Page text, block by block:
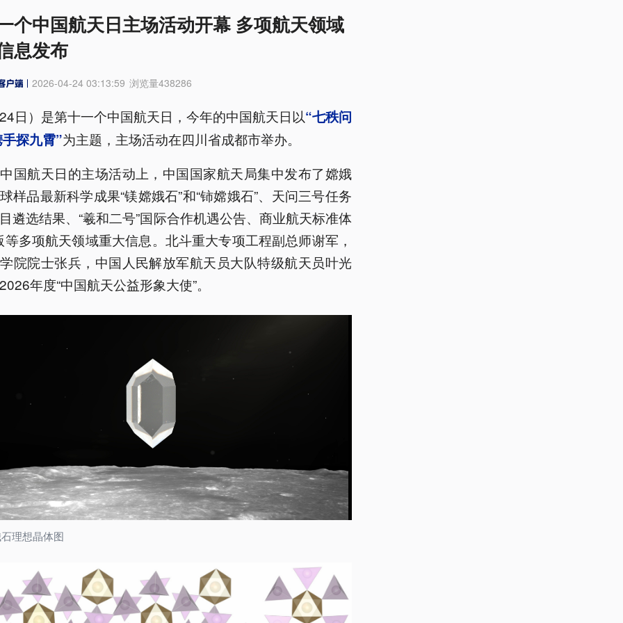
个中国航天日主场活动开幕 多项航天领域
息发布
2026-04-24 03:13:59 浏览量438286
日）是第十一个中国航天日，今年的中国航天日以“七秩问
探九霄”为主题，主场活动在四川省成都市举办。
国航天日的主场活动上，中国国家航天局集中发布了嫦娥
样品最新科学成果“镁嫦娥石”和“铈嫦娥石”、天问三号任务
遴选结果、“羲和二号”国际合作机遇公告、商业航天标准体
等多项航天领域重大信息。北斗重大专项工程副总师谢军，
院院士张兵，中国人民解放军航天员大队特级航天员叶光
年度“中国航天公益形象大使”。
理想晶体图